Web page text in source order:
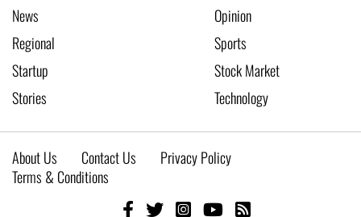
News
Opinion
Regional
Sports
Startup
Stock Market
Stories
Technology
About Us Contact Us
Privacy Policy
Terms & Conditions